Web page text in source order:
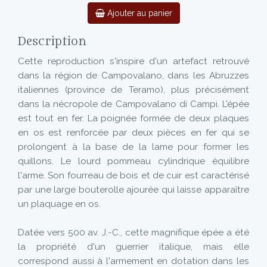
Ajouter au panier
Description
Cette reproduction s'inspire d'un artefact retrouvé
dans la région de Campovalano, dans les Abruzzes
italiennes (province de Teramo), plus précisément
dans la nécropole de Campovalano di Campi. L'épée
est tout en fer. La poignée formée de deux plaques
en os est renforcée par deux pièces en fer qui se
prolongent à la base de la lame pour former les
quillons. Le lourd pommeau cylindrique équilibre
l'arme. Son fourreau de bois et de cuir est caractérisé
par une large bouterolle ajourée qui laisse apparaître
un plaquage en os.
Datée vers 500 av. J.-C., cette magnifique épée a été
la propriété d'un guerrier italique, mais elle
correspond aussi à l'armement en dotation dans les